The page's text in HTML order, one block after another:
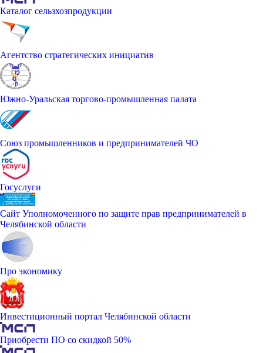
Каталог сельзхозпродукции
Агентство стратегических инициатив
Южно-Уральская торгово-промышленная палата
Союз промышленников и предпринимателей ЧО
Госуслуги
Сайт Уполномоченного по защите прав предпринимателей в
Челябинской области
Про экономику
Инвестиционный портал Челябинской области
Приобрести ПО со скидкой 50%